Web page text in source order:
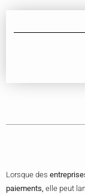
Lorsque des
paiements, elle peut